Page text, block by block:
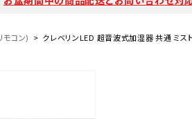
LuminousLED
について 会員登録について
モコン) クレベリンLED 超音波式加湿器 共通 ミス